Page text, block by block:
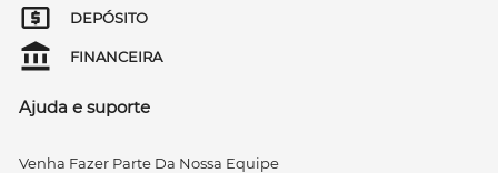
DEPÓSITO
FINANCEIRA
Ajuda e suporte
Venha Fazer Parte Da Nossa Equipe